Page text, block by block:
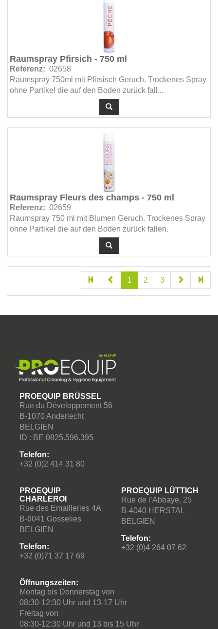
Raumspray Pfirsich - 750 ml
Referenz: 02658
Raumspray 750ml mit Pfirsisch Geruch. Trockenes Spray
ohne Partikel die auf den Boden zurück fall...
Raumspray Fleurs des champs - 750 ml
Referenz: 02659
Raumspray 750 ml mit Blumen Geruch. Trockenes Spray
ohne Partikel die auf den Boden zurück fallen.
1 2 3
PROEQUIP BRÜSSEL
Rue du Développement 56
B-1070 Anderlecht
BELGIEN
ID : BE 0825.596.395
Telefon:
+32 (0)2 414 31 80
PROEQUIP
CHARLEROI
Rue des Emailleries 4A
B-6041 Gosselies
BELGIEN
Telefon:
+32 (0)71 37 17 69
PROEQUIP LÜTTICH
Rue de l’Abbaye, 25
B-4040 HERSTAL
BELGIEN
Telefon:
+32 (0)4 264 07 62
Öffnungszeiten:
Montag bis Donnerstag von
08:30-12:30 Uhr und 13-17 Uhr
Freitag von
08:30-12:30 Uhr und 13 bis 15 Uhr